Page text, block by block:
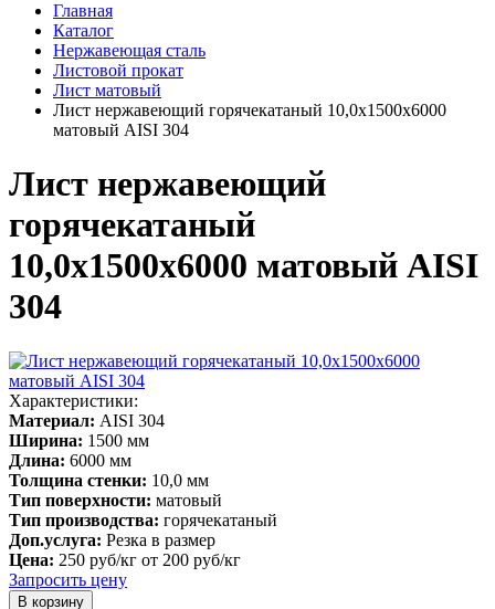
Главная
Каталог
Нержавеющая сталь
Листовой прокат
Лист матовый
Лист нержавеющий горячекатаный 10,0х1500х6000
матовый AISI 304
Лист нержавеющий
горячекатаный
10,0х1500х6000 матовый AISI
304
Характеристики:
Материал: AISI 304
Ширина: 1500 мм
Длина: 6000 мм
Толщина стенки: 10,0 мм
Тип поверхности: матовый
Тип производства: горячекатаный
Доп.услуга: Резка в размер
Цена: 250 руб/кг от 200 руб/кг
Запросить цену